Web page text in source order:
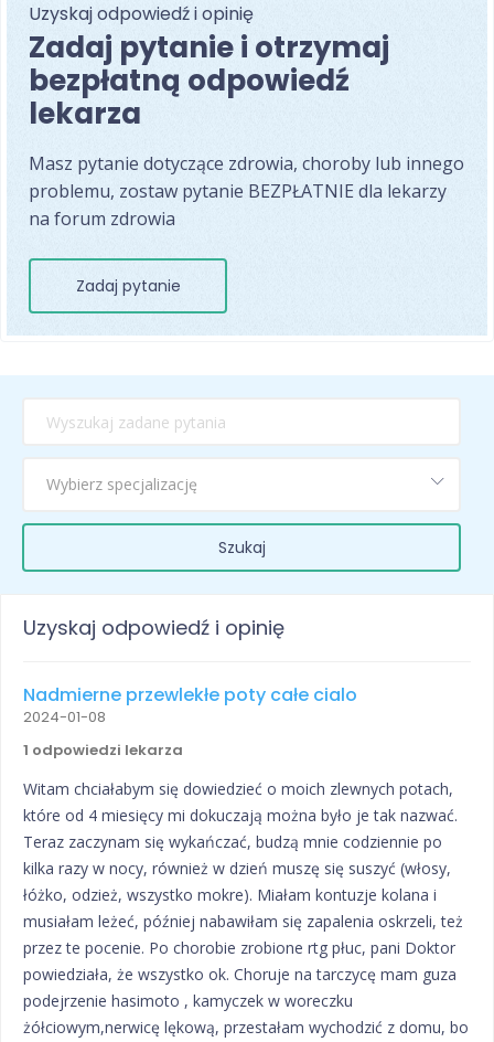
Uzyskaj odpowiedź i opinię
Zadaj pytanie i otrzymaj
bezpłatną odpowiedź
lekarza
Masz pytanie dotyczące zdrowia, choroby lub innego
problemu, zostaw pytanie BEZPŁATNIE dla lekarzy
na forum zdrowia
Zadaj pytanie
Szukaj
Uzyskaj odpowiedź i opinię
Nadmierne przewlekłe poty całe cialo
2024-01-08
1 odpowiedzi lekarza
Witam chciałabym się dowiedzieć o moich zlewnych potach,
które od 4 miesięcy mi dokuczają można było je tak nazwać.
Teraz zaczynam się wykańczać, budzą mnie codziennie po
kilka razy w nocy, również w dzień muszę się suszyć (włosy,
łóżko, odzież, wszystko mokre). Miałam kontuzje kolana i
musiałam leżeć, później nabawiłam się zapalenia oskrzeli, też
przez te pocenie. Po chorobie zrobione rtg płuc, pani Doktor
powiedziała, że wszystko ok. Choruje na tarczycę mam guza
podejrzenie hasimoto , kamyczek w woreczku
żółciowym,nerwicę lękową, przestałam wychodzić z domu, bo